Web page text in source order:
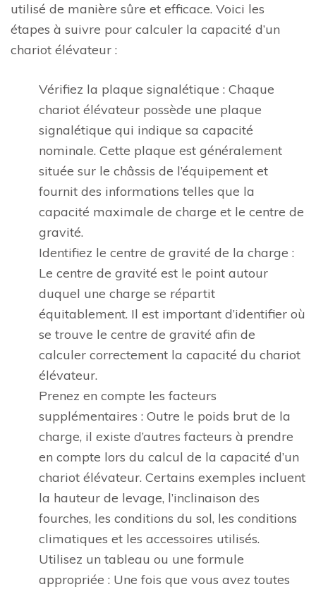
utilisé de manière sûre et efficace. Voici les
étapes à suivre pour calculer la capacité d’un
chariot élévateur :
Vérifiez la plaque signalétique : Chaque
chariot élévateur possède une plaque
signalétique qui indique sa capacité
nominale. Cette plaque est généralement
située sur le châssis de l’équipement et
fournit des informations telles que la
capacité maximale de charge et le centre de
gravité.
Identifiez le centre de gravité de la charge :
Le centre de gravité est le point autour
duquel une charge se répartit
équitablement. Il est important d’identifier où
se trouve le centre de gravité afin de
calculer correctement la capacité du chariot
élévateur.
Prenez en compte les facteurs
supplémentaires : Outre le poids brut de la
charge, il existe d’autres facteurs à prendre
en compte lors du calcul de la capacité d’un
chariot élévateur. Certains exemples incluent
la hauteur de levage, l’inclinaison des
fourches, les conditions du sol, les conditions
climatiques et les accessoires utilisés.
Utilisez un tableau ou une formule
appropriée : Une fois que vous avez toutes